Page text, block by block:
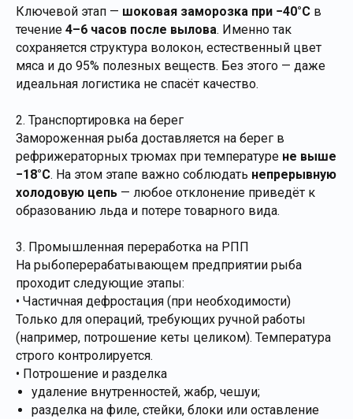
Ключевой этап — шоковая заморозка при −40°C в
течение 4–6 часов после вылова. Именно так
сохраняется структура волокон, естественный цвет
мяса и до 95% полезных веществ. Без этого — даже
идеальная логистика не спасёт качество.
2. Транспортировка на берег
Замороженная рыба доставляется на берег в
рефрижераторных трюмах при температуре не выше
−18°C. На этом этапе важно соблюдать непрерывную
холодовую цепь — любое отклонение приведёт к
образованию льда и потере товарного вида.
3. Промышленная переработка на РПП
На рыбоперерабатывающем предприятии рыба
проходит следующие этапы:
• Частичная дефростация (при необходимости)
Только для операций, требующих ручной работы
(например, потрошение кеты целиком). Температура
строго контролируется.
• Потрошение и разделка
удаление внутренностей, жабр, чешуи;
разделка на филе, стейки, блоки или оставление